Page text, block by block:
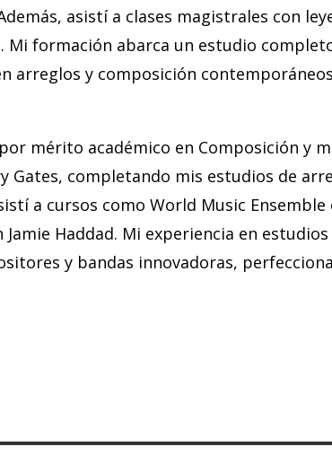
asistí a clases magistrales con
Mi formación abarca un estudio
arreglos y composición
mérito académico en Composición y
Gates, completando mis estudios de
a cursos como World Music
Haddad. Mi experiencia en
y bandas innovadoras,